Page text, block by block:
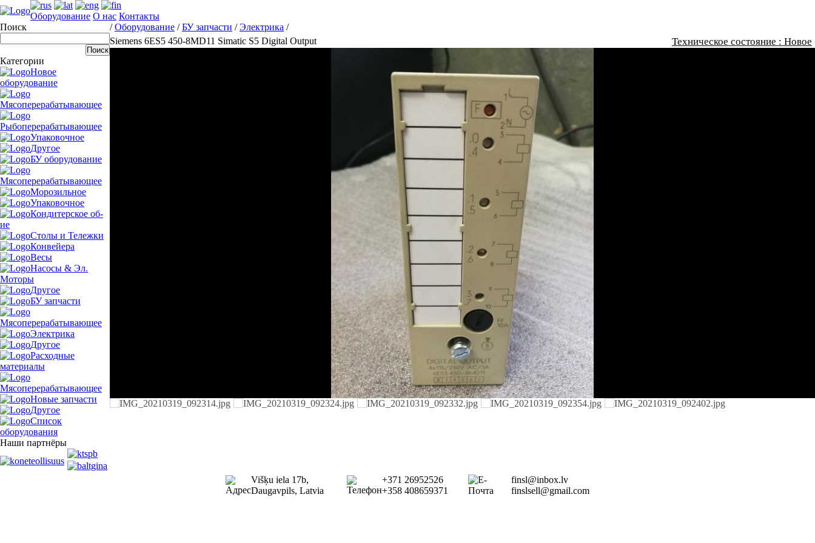
Оборудование О нас Контакты
Поиск
Категории
Новое
оборудование
Мясоперерабатывающее
Рыбоперерабатывающее
Упаковочное
Другое
БУ оборудование
Мясоперерабатывающее
Морозильное
Упаковочное
Кондитерское об-
ие
Столы и Тележки
Конвейера
Весы
Насосы & Эл.
Моторы
Другое
БУ запчасти
Мясоперерабатывающее
Электрика
Другое
Расходные
материалы
Мясоперерабатывающее
Новые запчасти
Другое
Список
оборудования
Наши партнёры
/Оборудование /БУ запчасти /Электрика /
Siemens 6ES5 450-8MD11 Simatic S5 Digital Output
Техническое состояние : Новое
Višķu iela 17b,
Daugavpils, Latvia
+371 26952526
+358 408659371
finsl@inbox.lv
finslsell@gmail.com